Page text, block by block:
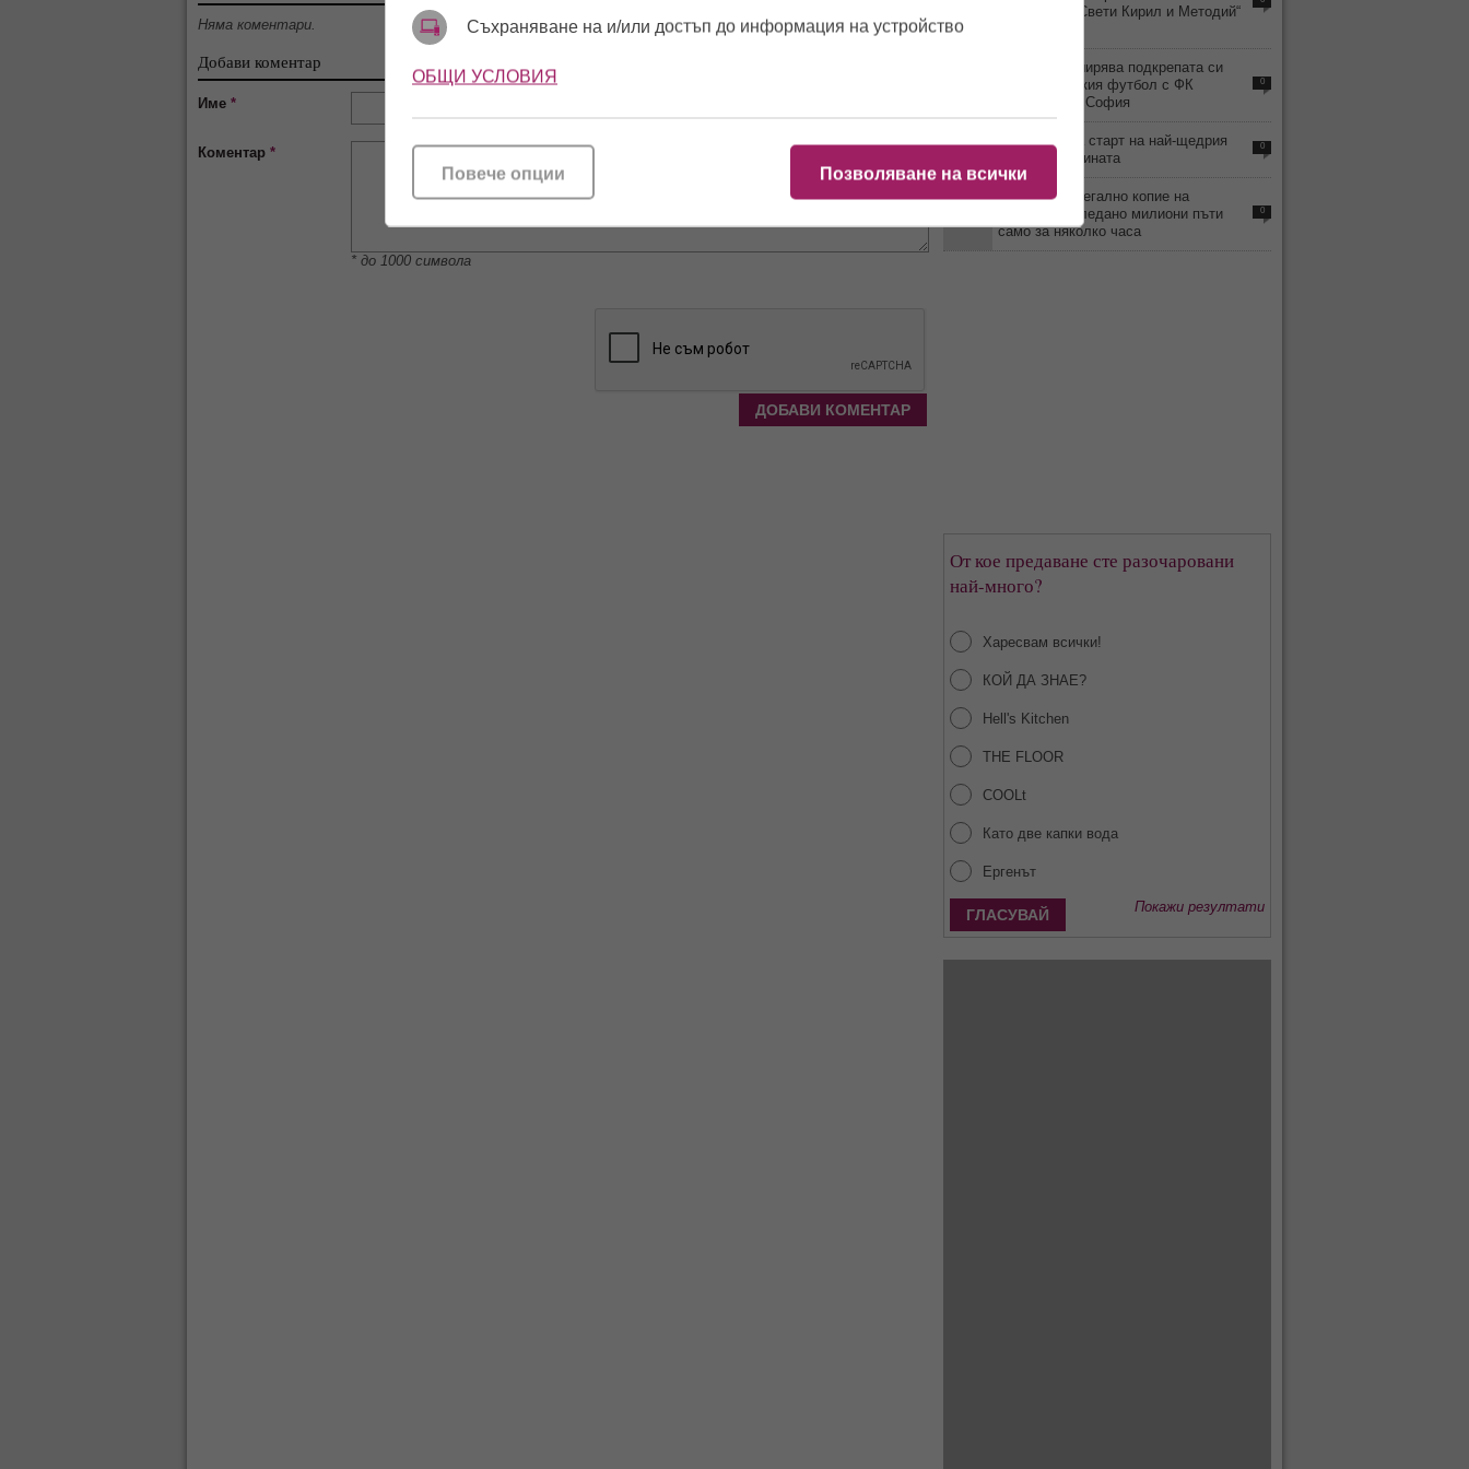
Няма коментари.
Добави коментар
Име *
Коментар *
* до 1000 символа
ОбУ „Свети Свети Кирил и Методий“
8888.bg разширява подкрепата си
към българския футбол с ФК
Враждебна - София
0
8888.bg дава старт на най-щедрия
месец от годината
0
ВИДЕО: Нелегално копие на
„Одисея“ е гледано милиони пъти
само за няколко часа
0
От кое предаване сте разочаровани
най-много?
Харесвам всички!
КОЙ ДА ЗНАЕ?
Hell's Kitchen
THE FLOOR
COOLt
Като две капки вода
Ергенът
Покажи резултати
Съхраняване на и/или достъп до информация на устройство
ОБЩИ УСЛОВИЯ
Позволяване на всички
Повече опции